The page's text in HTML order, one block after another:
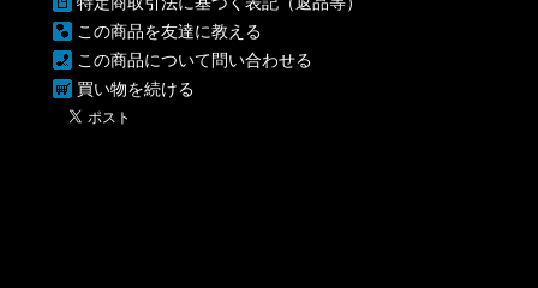
この商品を友達に教える
この商品について問い合わせる
買い物を続ける